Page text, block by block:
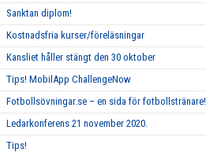
Sanktan diplom!
Kostnadsfria kurser/föreläsningar
Kansliet håller stängt den 30 oktober
Tips! MobilApp ChallengeNow
Fotbollsövningar.se – en sida för fotbollstränare!
Ledarkonferens 21 november 2020.
Tips!